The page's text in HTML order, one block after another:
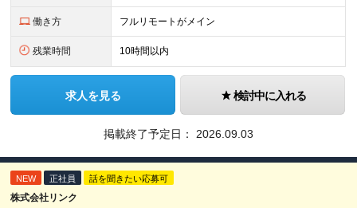
働き方 フルリモートがメイン
残業時間 10時間以内
求人を見る 検討中に入れる
掲載終了予定日： 2026.09.03
NEW 正社員 話を聞きたい応募可
株式会社リンク